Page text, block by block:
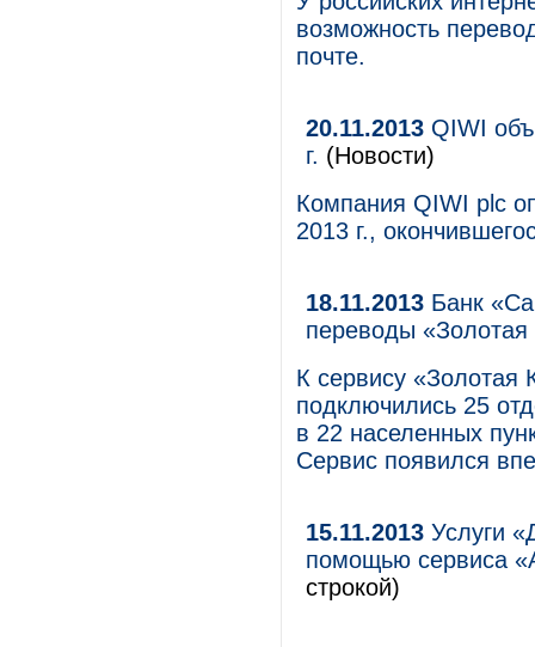
возможность
почте.
20.11.2013 QIWI
г. (Новости)
Компания QIWI plc
2013 г.,
18.11.2013 Банк
переводы «Золотая
К сервису
подключились 25
в 22 населенных
Сервис появился
15.11.2013 Услуги
помощью сервиса
строкой)